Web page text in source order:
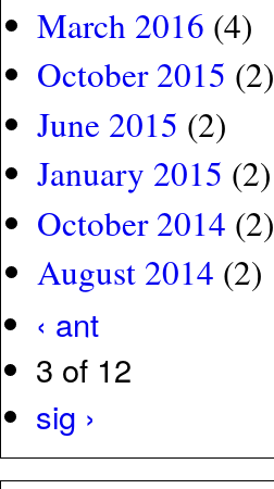
March 2016 (4)
October 2015 (2)
June 2015 (2)
January 2015 (2)
October 2014 (2)
August 2014 (2)
‹ ant
3 of 12
sig ›